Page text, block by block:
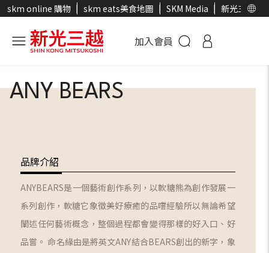
skm online 購物 skm eats美食地圖 SKM Media 新光三越官
加入會員
ANY BEARS
品牌介紹
ANYBEARS是一個藝術創作系列，以軟糖熊為創作發展一
系列創作，軟糖它象徵美好療癒的品嚐經驗所以無論希望
闡述任何藝術概念，整個過程都會變得那樣的好入口、好
品嘗。 命名緣由是將英文ANY結合BEARS創出的新字，象